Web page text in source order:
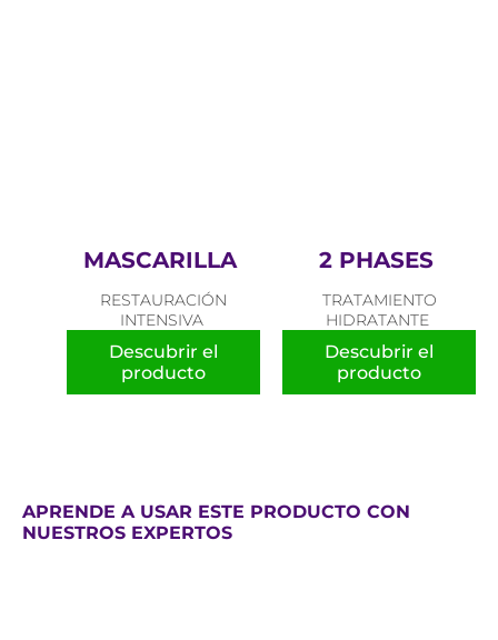
MASCARILLA
RESTAURACIÓN
INTENSIVA
Descubrir el
producto
2 PHASES
TRATAMIENTO
HIDRATANTE
Descubrir el
producto
APRENDE A USAR ESTE PRODUCTO CON
NUESTROS EXPERTOS